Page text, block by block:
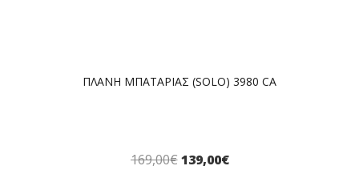
ΠΛΑΝΗ ΜΠΑΤΑΡΙΑΣ (SOLO) 3980 CA
169,00€ 139,00€